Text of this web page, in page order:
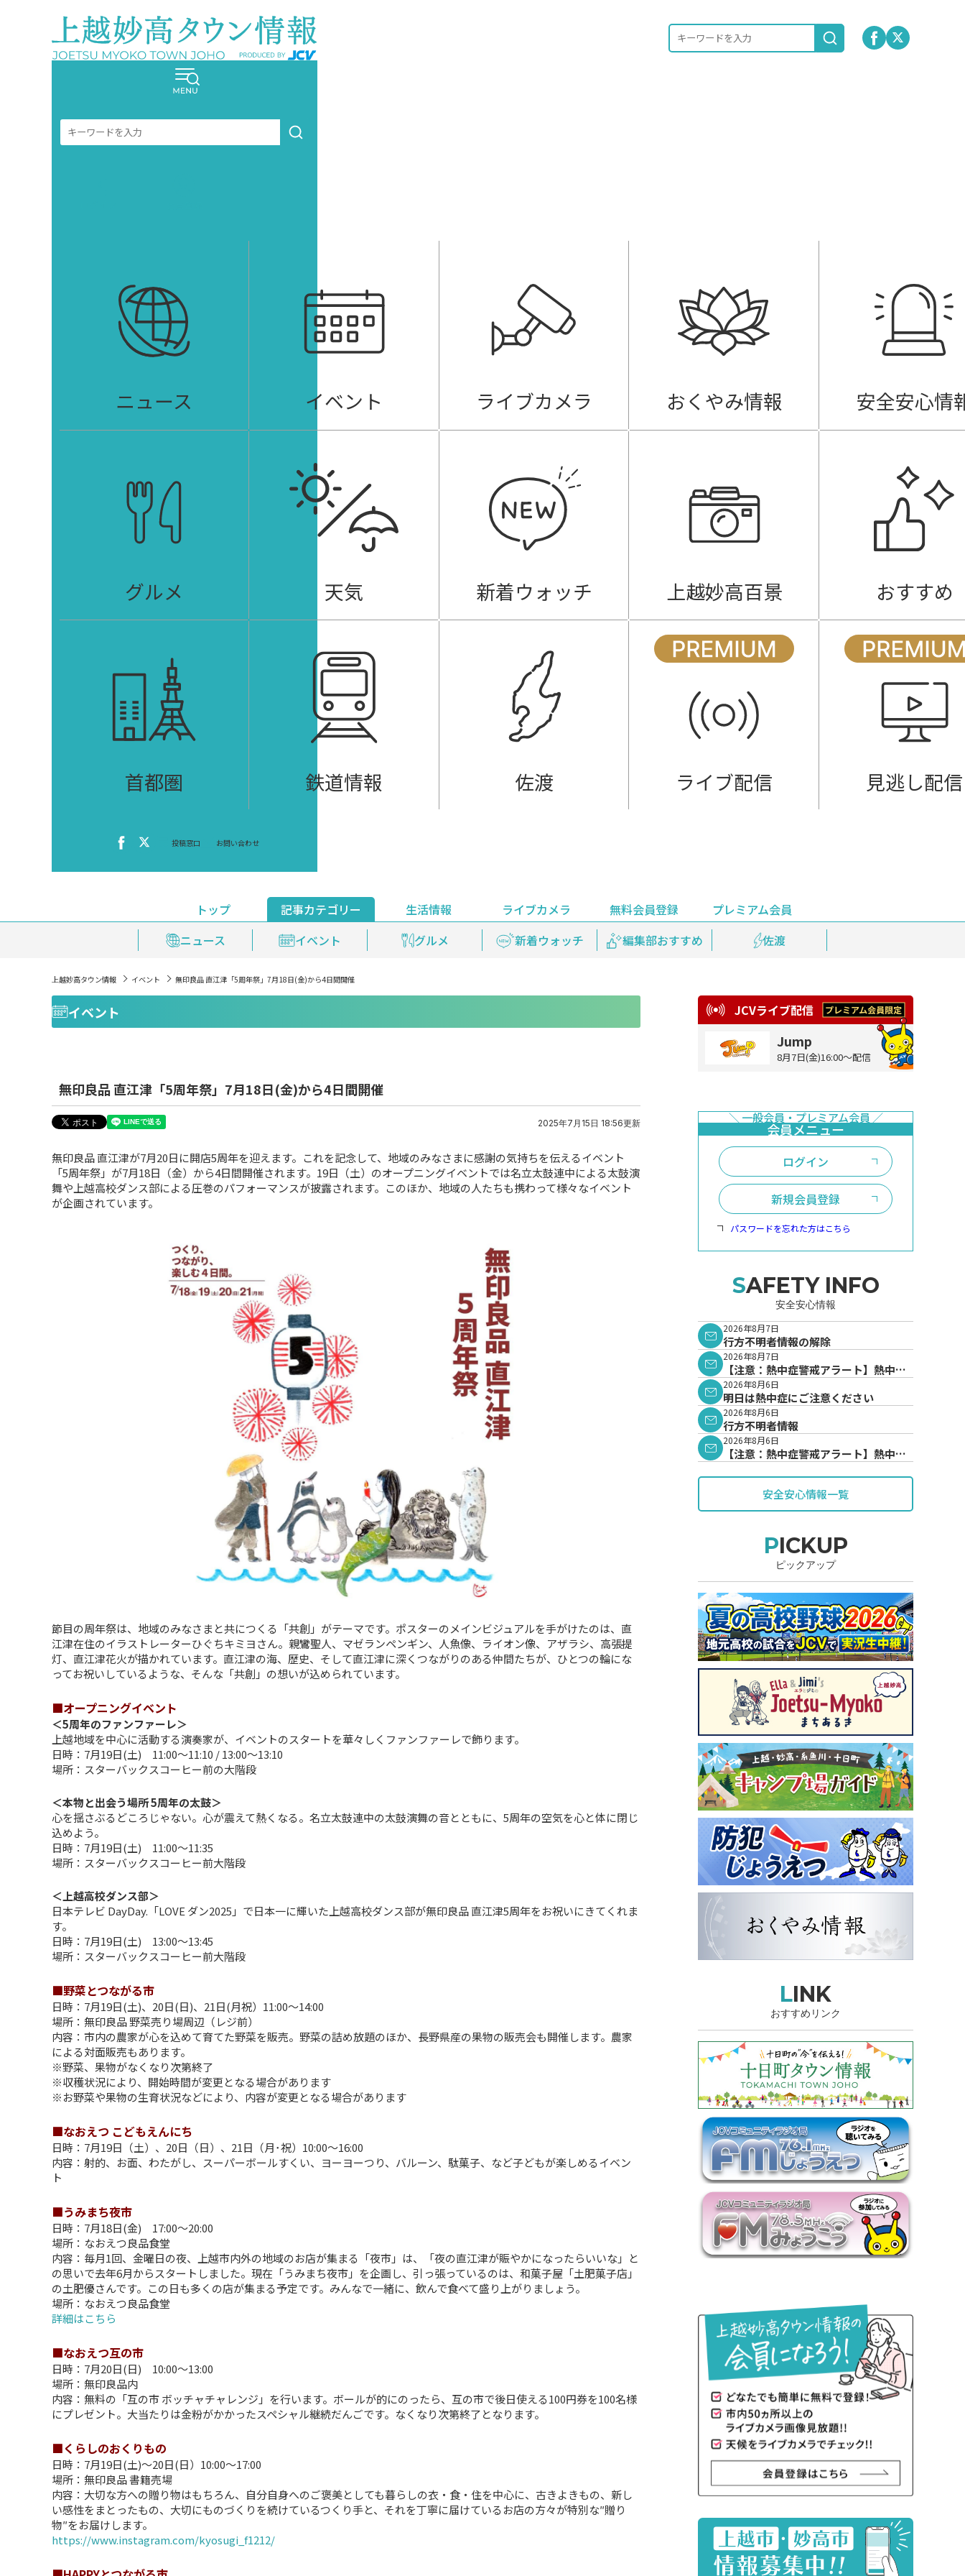
ニュース イベント ライブカメラ おくやみ情報 安全安心情
グルメ 天気 新着ウォッチ 上越妙高百景 おすすめ
首都圏 鉄道情報 佐渡 ライブ配信 見逃し配信
投稿窓口 お問い合わせ
トップ
記事カテゴリー
ニュース
イベント グルメ 新着ウォッチ 編集部おすすめ 佐渡
生活情報
おくやみ情報
安全安心情報 天気 上越妙高百景 鉄道情報
ライブカメラ 無料会員登録
プレミアム会員
ライブ配信
見逃し配信 プレミアム会員登録
上越妙高タウン情報 イベント 無印良品 直江津「5周年祭」7月18日(金)から4日間開催
イベント
無印良品 直江津「5周年祭」7月18日(金)から4日間開催
2025年7月15日 18:56更新
無印良品 直江津が7月20日に開店5周年を迎えます。これを記念して、地域のみなさまに感謝の気持ちを伝えるイベント
「5周年祭」が7月18日（金）から4日間開催されます。19日（土）のオープニングイベントでは名立太鼓連中による太鼓演
舞や上越高校ダンス部による圧巻のパフォーマンスが披露されます。このほか、地域の人たちも携わって様々なイベント
が企画されています。
節目の周年祭は、地域のみなさまと共につくる「共創」がテーマです。ポスターのメインビジュアルを手がけたのは、直
江津在住のイラストレーターひぐちキミヨさん。親鸞聖人、マゼランペンギン、人魚像、ライオン像、アザラシ、高張提
灯、直江津花火が描かれています。直江津の海、歴史、そして直江津に深くつながりのある仲間たちが、ひとつの輪にな
ってお祝いしているような、そんな「共創」の想いが込められています。
■オープニングイベント
＜5周年のファンファーレ＞
上越地域を中心に活動する演奏家が、イベントのスタートを華々しくファンファーレで飾ります。
日時：7月19日(土) 11:00〜11:10 / 13:00〜13:10
場所：スターバックスコーヒー前の大階段
＜本物と出会う場所 5周年の太鼓＞
心を揺さぶるどころじゃない。心が震えて熱くなる。名立太鼓連中の太鼓演舞の音とともに、5周年の空気を心と体に閉じ
込めよう。
日時：7月19日(土) 11:00〜11:35
場所：スターバックスコーヒー前大階段
＜上越高校ダンス部＞
日本テレビ DayDay.「LOVE ダン2025」で日本一に輝いた上越高校ダンス部が無印良品 直江津5周年をお祝いにきてくれま
す。
日時：7月19日(土) 13:00〜13:45
場所：スターバックスコーヒー前大階段
■野菜とつながる市
日時：7月19日(土)、20日(日)、21日(月祝）11:00～14:00
場所：無印良品 野菜売り場周辺（レジ前）
内容：市内の農家が心を込めて育てた野菜を販売。野菜の詰め放題のほか、長野県産の果物の販売会も開催します。農家
による対面販売もあります。
※野菜、果物がなくなり次第終了
※収穫状況により、開始時間が変更となる場合があります
※お野菜や果物の生育状況などにより、内容が変更となる場合があります
■なおえつ こどもえんにち
日時：7月19日（土）、20日（日）、21日（月･祝）10:00～16:00
内容：射的、お面、わたがし、スーパーボールすくい、ヨーヨーつり、バルーン、駄菓子、など子どもが楽しめるイベン
ト
■うみまち夜市
日時：7月18日(金) 17:00～20:00
場所：なおえつ良品食堂
内容：毎月1回、金曜日の夜、上越市内外の地域のお店が集まる「夜市」は、「夜の直江津が賑やかになったらいいな」と
の思いで去年6月からスタートしました。現在「うみまち夜市」を企画し、引っ張っているのは、和菓子屋「土肥菓子店」
の土肥優さんです。この日も多くの店が集まる予定です。みんなで一緒に、飲んで食べて盛り上がりましょう。
場所：なおえつ良品食堂
詳細はこちら
■なおえつ互の市
日時：7月20日(日) 10:00～13:00
場所：無印良品内
内容：無料の「互の市 ボッチャチャレンジ」を行います。ボールが的にのったら、互の市で後日使える100円券を100名様
にプレゼント。大当たりは金粉がかかったスペシャル継続だんごです。なくなり次第終了となります。
■くらしのおくりもの
日時：7月19日(土)～20日(日）10:00～17:00
場所：無印良品 書籍売場
内容：大切な方への贈り物はもちろん、自分自身へのご褒美としても暮らしの衣・食・住を中心に、古きよきもの、新し
い感性をまとったもの、大切にものづくりを続けているつくり手と、それを丁寧に届けているお店の方々が特別な″贈り
物″をお届けします。
https://www.instagram.com/kyosugi_f1212/
JCVライブ配信
Jump
8月7日(金)16:00～配信
ログイン
新規会員登録
パスワードを忘れた方はこちら
SAFETY INFO
安全安心情報
2026年8月7日
行方不明者情報の解除
2026年8月7日
【注意：熱中症警戒アラート】熱中症
警戒アラートが発表されています。
2026年8月6日
明日は熱中症にご注意ください
2026年8月6日
行方不明者情報
2026年8月6日
【注意：熱中症警戒アラート】熱中症
安全安心情報一覧
PICKUP
ピックアップ
LINK
おすすめリンク